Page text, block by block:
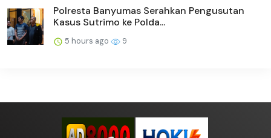
Polresta Banyumas Serahkan Pengusutan
Kasus Sutrimo ke Polda...
5 hours ago 9